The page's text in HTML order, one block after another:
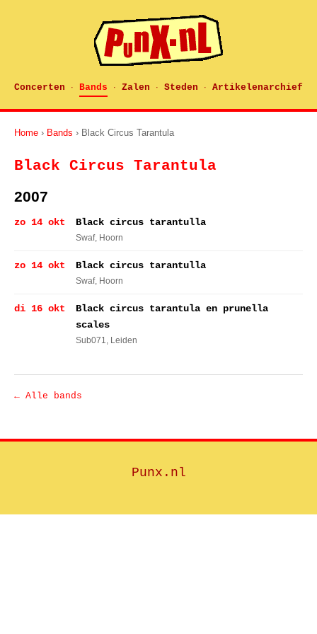
Concerten · Bands · Zalen · Steden · Artikelenarchief
Home › Bands › Black Circus Tarantula
Black Circus Tarantula
2007
zo 14 okt Black circus tarantulla
Swaf, Hoorn
zo 14 okt Black circus tarantulla
Swaf, Hoorn
di 16 okt
Black circus tarantula en prunella
scales
Sub071, Leiden
← Alle bands
Punx.nl